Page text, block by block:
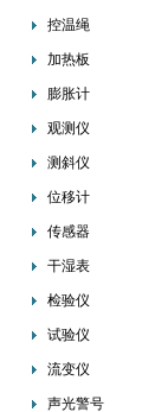
控温绳
加热板
膨胀计
观测仪
测斜仪
位移计
传感器
干湿表
检验仪
试验仪
流变仪
声光警号